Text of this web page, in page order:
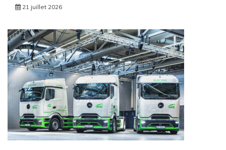
21 juillet 2026